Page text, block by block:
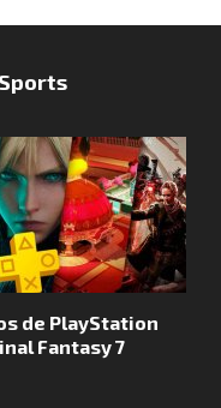
de PlayStation
Fantasy 7